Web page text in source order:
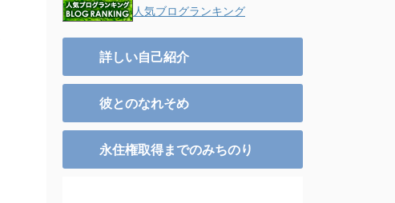
人気ブログランキング
詳しい自己紹介
彼とのなれそめ
永住権取得までのみちのり